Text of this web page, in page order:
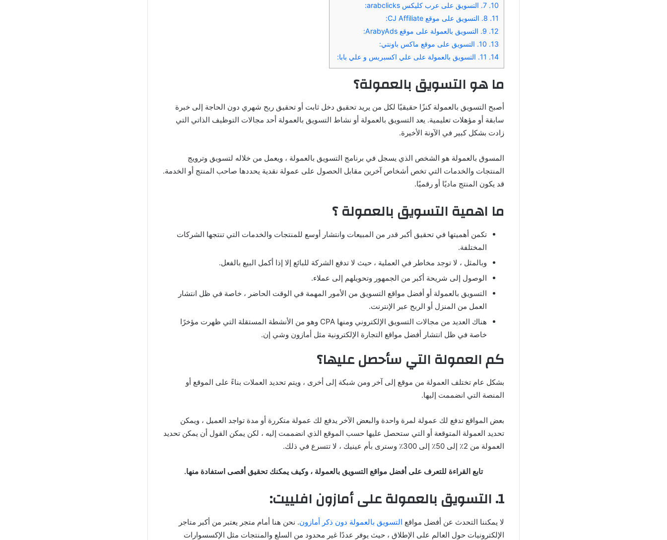
10.
11.
12.
13.
14.
ما هو التسويق بالعمولة؟
أصبح التسويق بالعمولة كنزًا حقيقيًا لكل من يريد تحقيق دخل ثابت أو تحقيق ربح شهري دون الحاجة إلى خبرة
سابقة أو مؤهلات تعليمية. يعد التسويق بالعمولة أو نشاط التسويق بالعمولة أحد مجالات التوظيف الذاتي التي
زادت بشكل كبير في الآونة الأخيرة.
المسوق بالعمولة هو الشخص الذي يسجل في برنامج التسويق بالعمولة ، ويعمل من خلاله لتسويق وترويج
المنتجات والخدمات التي تخص أشخاص آخرين مقابل الحصول على عمولة نقدية يحددها صاحب المنتج أو الخدمة.
قد يكون المنتج ماديًا أو رقميًا.
ما اهمية التسويق بالعمولة ؟
تكمن أهميتها في تحقيق أكبر قدر من المبيعات وانتشار أوسع للمنتجات والخدمات التي تنتجها الشركات
المختلفة.
وبالمثل ، لا توجد مخاطر في العملية ، حيث لا تدفع الشركة للبائع إلا إذا أكمل البيع بالفعل.
الوصول إلى شريحة أكبر من الجمهور وتحويلهم إلى عملاء.
التسويق بالعمولة أو أفضل مواقع التسويق من الأمور المهمة في الوقت الحاضر ، خاصة في ظل انتشار
العمل من المنزل أو الربح عبر الإنترنت.
هناك العديد من مجالات التسويق الإلكتروني ومنها CPA وهو من الأنشطة المستقلة التي ظهرت مؤخرًا
خاصة في ظل انتشار أفضل مواقع التجارة الإلكترونية مثل أمازون وشي إن.
كم العمولة التي سأحصل عليها؟
بشكل عام تختلف العمولة من موقع إلى آخر ومن شبكة إلى أخرى ، ويتم تحديد العملات بناءً على الموقع أو
المنصة التي انضممت إليها.
بعض المواقع تدفع لك عمولة لمرة واحدة والبعض الآخر يدفع لك عمولة متكررة أو مدة تواجد العميل ، ويمكن
تحديد العمولة المتوقعة أو التي ستحصل عليها حسب الموقع الذي انضممت إليه ، لكن يمكن القول أن يمكن تحديد
العمولة من 2٪ إلى 50٪ إلى 300٪ وسترى بأم عينيك ، لا تتسرع في ذلك.
تابع القراءة للتعرف على أفضل مواقع التسويق بالعمولة ، وكيف يمكنك تحقيق أقصى استفادة منها.
1. التسويق بالعمولة على أمازون افلييت:
لا يمكننا التحدث عن أفضل مواقع التسويق بالعمولة دون ذكر أمازون. نحن هنا أمام متجر يعتبر من أكبر متاجر
الإلكترونيات حول العالم على الإطلاق ، حيث يوفر عددًا غير محدود من السلع والمنتجات مثل الإكسسوارات